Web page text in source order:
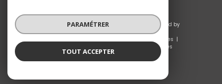
© 2026 | Tous droits réservés | Traduction powered by
Nos honoraires
Plan du site
Mentions légales
Admin
Nos liens Politique RGPD Cookies
PARAMÉTRER
TOUT ACCEPTER